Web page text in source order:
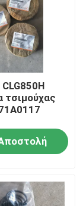
τσιμούχας